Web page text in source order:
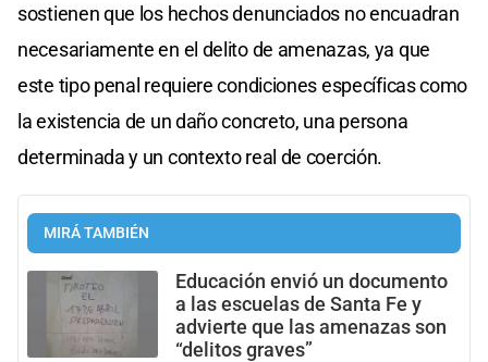
sostienen que los hechos denunciados no encuadran
necesariamente en el delito de amenazas, ya que
este tipo penal requiere condiciones específicas como
la existencia de un daño concreto, una persona
determinada y un contexto real de coerción.
MIRÁ TAMBIÉN
Educación envió un documento
a las escuelas de Santa Fe y
advierte que las amenazas son
“delitos graves”